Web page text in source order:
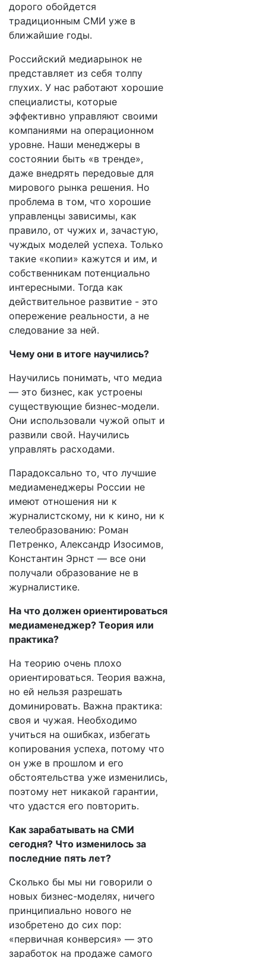
дорого обойдется
традиционным СМИ уже в
ближайшие годы.
Российский медиарынок не
представляет из себя толпу
глухих. У нас работают хорошие
специалисты, которые
эффективно управляют своими
компаниями на операционном
уровне. Наши менеджеры в
состоянии быть «в тренде»,
даже внедрять передовые для
мирового рынка решения. Но
проблема в том, что хорошие
управленцы зависимы, как
правило, от чужих и, зачастую,
чуждых моделей успеха. Только
такие «копии» кажутся и им, и
собственникам потенциально
интересными. Тогда как
действительное развитие - это
опережение реальности, а не
следование за ней.
Чему они в итоге научились?
Научились понимать, что медиа
— это бизнес, как устроены
существующие бизнес-модели.
Они использовали чужой опыт и
развили свой. Научились
управлять расходами.
Парадоксально то, что лучшие
медиаменеджеры России не
имеют отношения ни к
журналистскому, ни к кино, ни к
телеобразованию: Роман
Петренко, Александр Изосимов,
Константин Эрнст — все они
получали образование не в
журналистике.
На что должен ориентироваться
медиаменеджер? Теория или
практика?
На теорию очень плохо
ориентироваться. Теория важна,
но ей нельзя разрешать
доминировать. Важна практика:
своя и чужая. Необходимо
учиться на ошибках, избегать
копирования успеха, потому что
он уже в прошлом и его
обстоятельства уже изменились,
поэтому нет никакой гарантии,
что удастся его повторить.
Как зарабатывать на СМИ
сегодня? Что изменилось за
последние пять лет?
Сколько бы мы ни говорили о
новых бизнес-моделях, ничего
принципиально нового не
изобретено до сих пор:
«первичная конверсия» — это
заработок на продаже самого